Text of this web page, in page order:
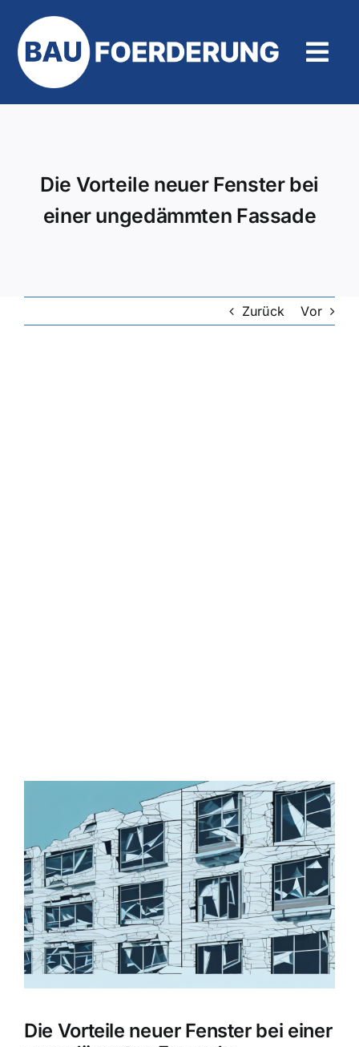
Inhalt
springen
Die Vorteile neuer Fenster bei
einer ungedämmten Fassade
Zurück Vor
Die Vorteile neuer Fenster bei einer